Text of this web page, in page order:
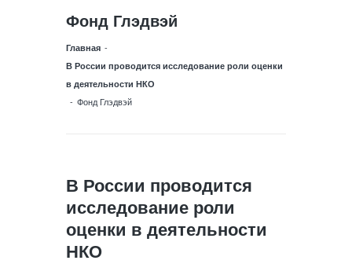
Фонд Глэдвэй
Главная -
В России проводится исследование роли оценки
в деятельности НКО
- Фонд Глэдвэй
В России проводится
исследование роли
оценки в деятельности
НКО